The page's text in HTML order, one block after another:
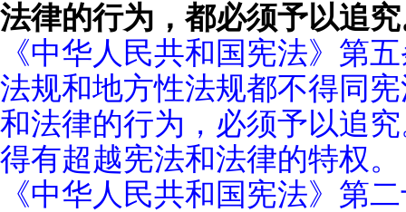
法律的行为，都必须予以追
《中华人民共和国宪法》第
法规和地方性法规都不得同
和法律的行为，必须予以追
得有超越宪法和法律的特权。
《中华人民共和国宪法》第